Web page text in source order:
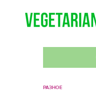
РАЗНОЕ